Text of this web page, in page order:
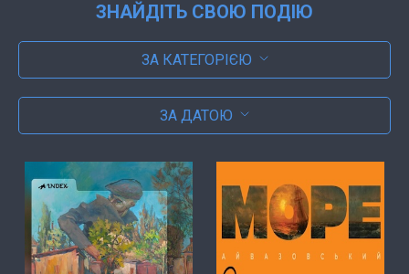
ЗНАЙДІТЬ СВОЮ ПОДІЮ
ЗА КАТЕГОРІЄЮ
ЗА ДАТОЮ